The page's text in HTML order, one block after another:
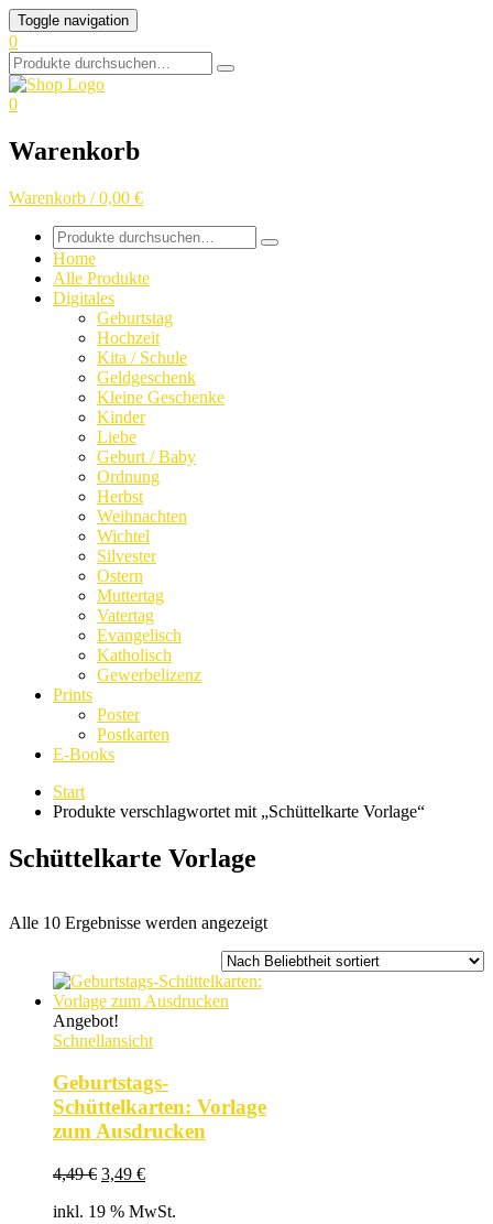
Skip
to
content
Toggle navigation
0
Search
for:
0
Warenkorb
Warenkorb / 0,00 €
Search
for:
Home
Alle Produkte
Digitales
Geburtstag
Hochzeit
Kita / Schule
Geldgeschenk
Kleine Geschenke
Kinder
Liebe
Geburt / Baby
Ordnung
Herbst
Weihnachten
Wichtel
Silvester
Ostern
Muttertag
Vatertag
Evangelisch
Katholisch
Gewerbelizenz
Prints
Poster
Postkarten
E-Books
Start
Produkte verschlagwortet mit „Schüttelkarte Vorlage“
Schüttelkarte Vorlage
Alle 10 Ergebnisse werden angezeigtNach
sortiert
Angebot!
Schnellansicht
Geburtstags-
Schüttelkarten: Vorlage
zum Ausdrucken
4,49€ Ursprünglicher
war:
3,49 €Aktueller
ist:
inkl. 19 % MwSt.